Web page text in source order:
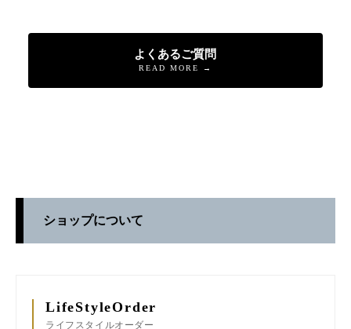
よくあるご質問
READ MORE →
ショップについて
LifeStyleOrder
ライフスタイルオーダー